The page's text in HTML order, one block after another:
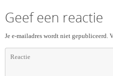
Geef een reactie
Je e-mailadres wordt niet gepubliceerd.